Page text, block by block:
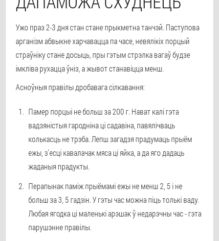
Ужо праз 2-3 дня стан стане прыкметна танчэй. Паступова
арганізм абвыкне харчавацца па часе, невялікіх порцый
страўніку стане досыць, пры гэтым стрэлка вагаў будзе
імкліва рухацца ўніз, а жывот станавіцца менш.
Асноўныя правілы дробавага сілкавання:
Памер порцыі не больш за 200 г. Нават калі гэта
вадзяністыя гародніна ці садавіна, павялічваць
колькасць не трэба. Лепш загадзя прадумаць прыём
ежы, з'есці кавалачак мяса ці яйка, а да яго дадаць
жаданыя прадукты.
Перапынак паміж прыёмамі ежы не менш 2, 5 і не
больш за 3, 5 гадзін. У гэты час можна піць толькі ваду.
Любая ягодка ці маленькі арэшак ў недарэчны час - гэта
парушэнне правілы.